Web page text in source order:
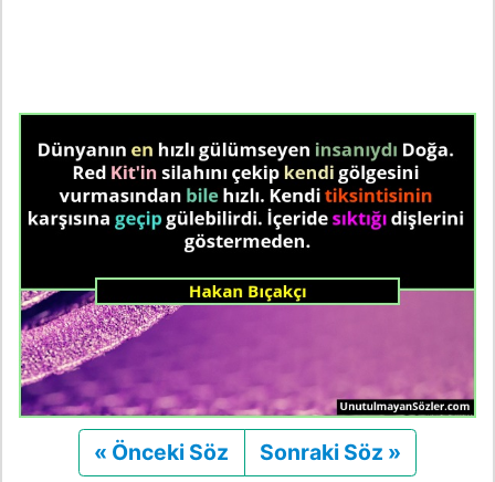
« Önceki Söz Önceki
Sonraki Söz »